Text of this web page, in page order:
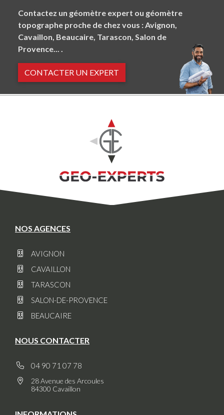
Contactez un géomètre expert ou géomètre
topographe proche de chez vous : Avignon,
Cavaillon, Beaucaire, Tarascon, Salon de
Provence... .
CONTACTER UN EXPERT
NOS AGENCES
AVIGNON
CAVAILLON
TARASCON
SALON-DE-PROVENCE
BEAUCAIRE
NOUS CONTACTER
04 90 71 07 78
28 Avenue des Arcoules
84300 Cavaillon